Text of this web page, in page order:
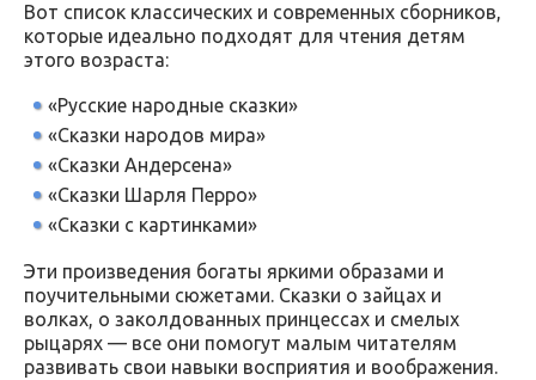
Вот список классических и современных сборников,
которые идеально подходят для чтения детям
этого возраста:
«Русские народные сказки»
«Сказки народов мира»
«Сказки Андерсена»
«Сказки Шарля Перро»
«Сказки с картинками»
Эти произведения богаты яркими образами и
поучительными сюжетами. Сказки о зайцах и
волках, о заколдованных принцессах и смелых
рыцарях — все они помогут малым читателям
развивать свои навыки восприятия и воображения.